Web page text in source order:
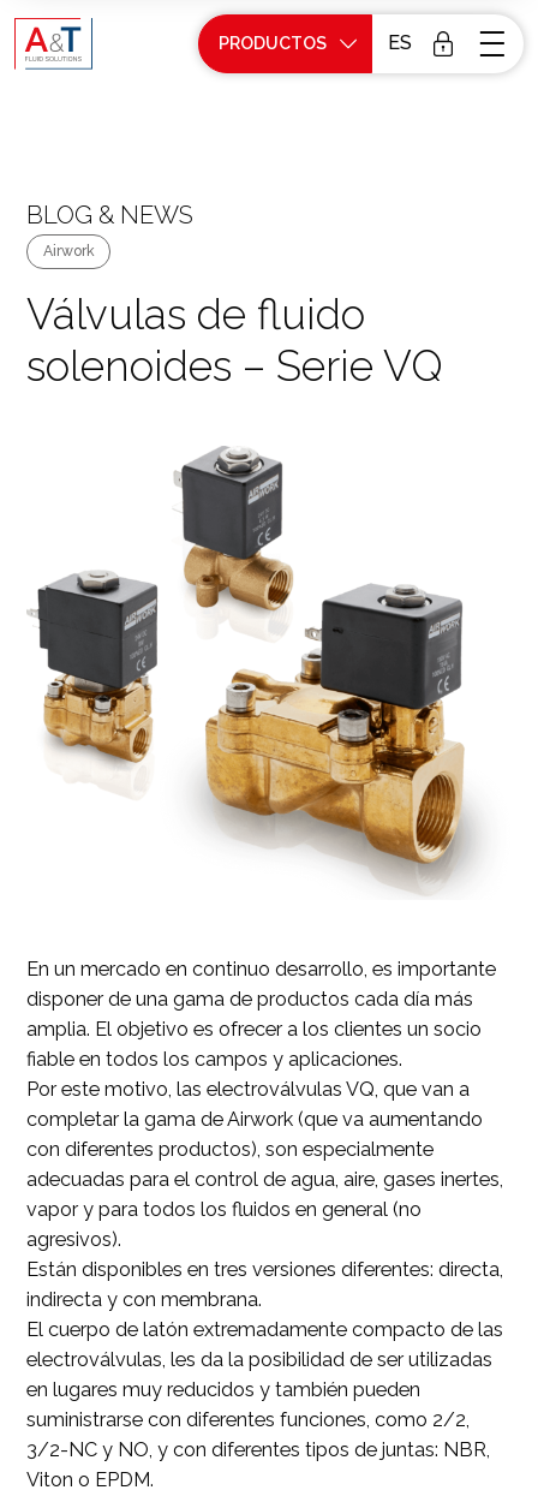
PRODUCTOS ES
BLOG & NEWS
Airwork
Válvulas de fluido
solenoides – Serie VQ
En un mercado en continuo desarrollo, es importante
disponer de una gama de productos cada día más
amplia. El objetivo es ofrecer a los clientes un socio
fiable en todos los campos y aplicaciones.
Por este motivo, las electroválvulas VQ, que van a
completar la gama de Airwork (que va aumentando
con diferentes productos), son especialmente
adecuadas para el control de agua, aire, gases inertes,
vapor y para todos los fluidos en general (no
agresivos).
Están disponibles en tres versiones diferentes: directa,
indirecta y con membrana.
El cuerpo de latón extremadamente compacto de las
electroválvulas, les da la posibilidad de ser utilizadas
en lugares muy reducidos y también pueden
suministrarse con diferentes funciones, como 2/2,
3/2-NC y NO, y con diferentes tipos de juntas: NBR,
Viton o EPDM.